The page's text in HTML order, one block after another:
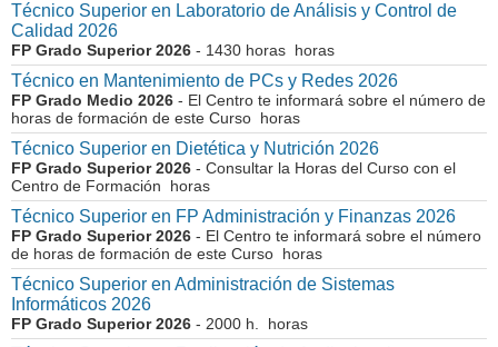
Técnico Superior en Laboratorio de Análisis y Control de
Calidad 2026
FP Grado Superior 2026 - 1430 horas horas
Técnico en Mantenimiento de PCs y Redes 2026
FP Grado Medio 2026 - El Centro te informará sobre el número de
horas de formación de este Curso horas
Técnico Superior en Dietética y Nutrición 2026
FP Grado Superior 2026 - Consultar la Horas del Curso con el
Centro de Formación horas
Técnico Superior en FP Administración y Finanzas 2026
FP Grado Superior 2026 - El Centro te informará sobre el número
de horas de formación de este Curso horas
Técnico Superior en Administración de Sistemas
Informáticos 2026
FP Grado Superior 2026 - 2000 h. horas